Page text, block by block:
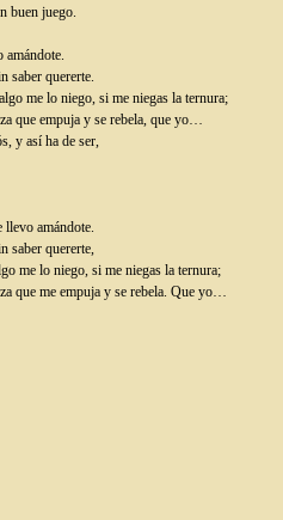
buen juego.
amándote.
saber quererte.
me lo niego, si me niegas la ternura;
que empuja y se rebela, que yo…
y así ha de ser,
llevo amándote.
saber quererte,
me lo niego, si me niegas la ternura;
que me empuja y se rebela. Que yo…